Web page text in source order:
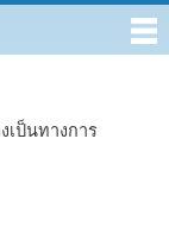
เป็นทางการ